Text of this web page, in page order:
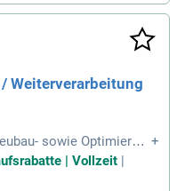
Weiterverarbeitung
sowie Optimierun
ist entscheidend für
stehen im Fokus, um
+
| Vollzeit |